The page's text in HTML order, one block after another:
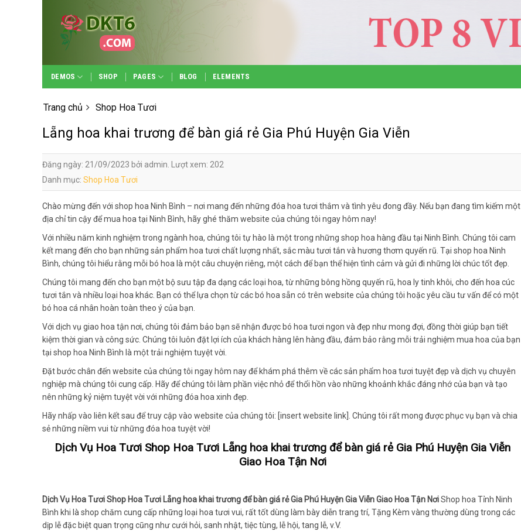
content
DEMOS SHOP PAGES BLOG ELEMENTS
Trang chủ Shop Hoa Tươi
Lẵng hoa khai trương để bàn giá rẻ Gia Phú Huyện Gia Viễn
Đăng ngày: 21/09/2023 bởi admin. Lượt xem: 202
Danh mục: Shop Hoa Tươi
Chào mừng đến với shop hoa Ninh Bình – nơi mang đến những đóa hoa tươi thắm và tình yêu đong đầy. Nếu bạn đang tìm kiếm một
địa chỉ tin cậy để mua hoa tại Ninh Bình, hãy ghé thăm website của chúng tôi ngay hôm nay!
Với nhiều năm kinh nghiệm trong ngành hoa, chúng tôi tự hào là một trong những shop hoa hàng đầu tại Ninh Bình. Chúng tôi cam
kết mang đến cho bạn những sản phẩm hoa tươi chất lượng nhất, sắc màu tươi tắn và hương thơm quyến rũ. Tại shop hoa Ninh
Bình, chúng tôi hiểu rằng mỗi bó hoa là một câu chuyện riêng, một cách để bạn thể hiện tình cảm và gửi đi những lời chúc tốt đẹp.
Chúng tôi mang đến cho bạn một bộ sưu tập đa dạng các loại hoa, từ những bông hồng quyến rũ, hoa ly tinh khôi, cho đến hoa cúc
tươi tắn và nhiều loại hoa khác. Bạn có thể lựa chọn từ các bó hoa sẵn có trên website của chúng tôi hoặc yêu cầu tư vấn để có một
bó hoa cá nhân hoàn toàn theo ý của bạn.
Với dịch vụ giao hoa tận nơi, chúng tôi đảm bảo bạn sẽ nhận được bó hoa tươi ngon và đẹp như mong đợi, đồng thời giúp bạn tiết
kiệm thời gian và công sức. Chúng tôi luôn đặt lợi ích của khách hàng lên hàng đầu, đảm bảo rằng mỗi trải nghiệm mua hoa của bạn
tại shop hoa Ninh Bình là một trải nghiệm tuyệt vời.
Đặt bước chân đến website của chúng tôi ngay hôm nay để khám phá thêm về các sản phẩm hoa tươi tuyệt đẹp và dịch vụ chuyên
nghiệp mà chúng tôi cung cấp. Hãy để chúng tôi làm phần việc nhỏ để thổi hồn vào những khoảnh khắc đáng nhớ của bạn và tạo
nên những kỷ niệm tuyệt vời với những đóa hoa xinh đẹp.
Hãy nhấp vào liên kết sau để truy cập vào website của chúng tôi: [insert website link]. Chúng tôi rất mong được phục vụ bạn và chia
sẻ những niềm vui từ những đóa hoa tuyệt vời!
Dịch Vụ Hoa Tươi Shop Hoa Tươi Lẵng hoa khai trương để bàn giá rẻ Gia Phú Huyện Gia Viễn
Giao Hoa Tận Nơi
Dịch Vụ Hoa Tươi Shop Hoa Tươi Lẵng hoa khai trương để bàn giá rẻ Gia Phú Huyện Gia Viễn Giao Hoa Tận NơiShop hoa Tỉnh Ninh
Bình khi là shop chăm cung cấp những loại hoa tươi vui, rất tốt dùng làm bày diễn trang trí, Tặng Kèm vàng thường dùng trong các
dịp lễ đặc biệt quan trọng cũng như cưới hỏi, sanh nhật, tiệc tùng, lễ hội, tang lễ, v.V.